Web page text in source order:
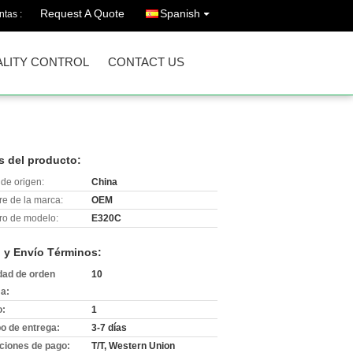
: Request A Quote Spanish
CONTROL CONTACT US
del producto:
origen:
China
de la marca:
OEM
de modelo:
E320C
y Envío Términos:
de orden
10
1
de entrega:
3-7 días
de pago:
T/T, Western Union